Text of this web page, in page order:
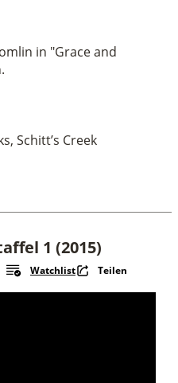
Schitt’s Creek
1 (2015)
Watchlist Teilen